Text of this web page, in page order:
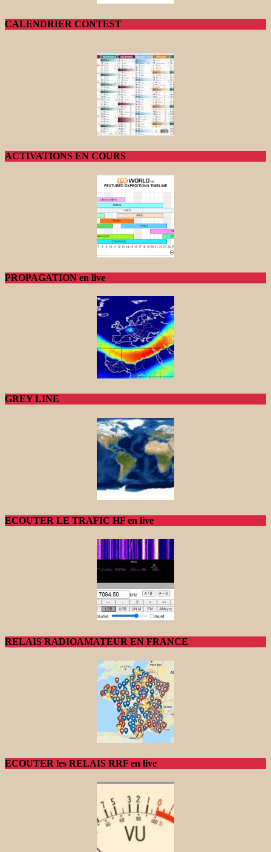
CALENDRIER CONTEST
ACTIVATIONS EN COURS
PROPAGATION en live
GREY LINE
ECOUTER LE TRAFIC HF en live
RELAIS RADIOAMATEUR EN FRANCE
ECOUTER les RELAIS RRF en live